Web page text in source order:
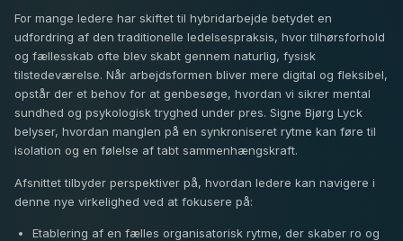
For mange ledere har skiftet til hybridarbejde betydet en
udfordring af den traditionelle ledelsespraksis, hvor tilhørsforhold
og fællesskab ofte blev skabt gennem naturlig, fysisk
tilstedeværelse. Når arbejdsformen bliver mere digital og fleksibel,
opstår der et behov for at genbesøge, hvordan vi sikrer mental
sundhed og psykologisk tryghed under pres. Signe Bjørg Lyck
belyser, hvordan manglen på en synkroniseret rytme kan føre til
isolation og en følelse af tabt sammenhængskraft.
Afsnittet tilbyder perspektiver på, hvordan ledere kan navigere i
denne nye virkelighed ved at fokusere på:
Etablering af en fælles organisatorisk rytme, der skaber ro og